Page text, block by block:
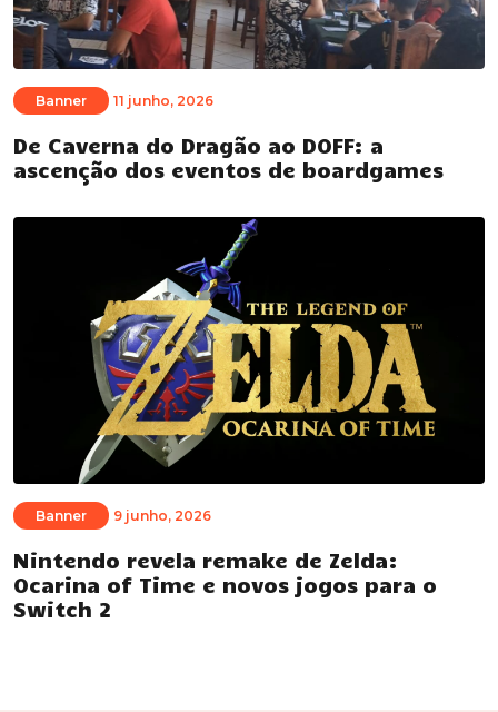
Banner 11 junho, 2026
De Caverna do Dragão ao DOFF: a
ascenção dos eventos de boardgames
Banner 9 junho, 2026
Nintendo revela remake de Zelda:
Ocarina of Time e novos jogos para o
Switch 2